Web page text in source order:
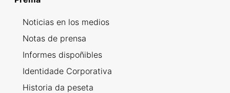
Noticias en los medios
Notas de prensa
Informes dispoñibles
Identidade Corporativa
Historia da peseta